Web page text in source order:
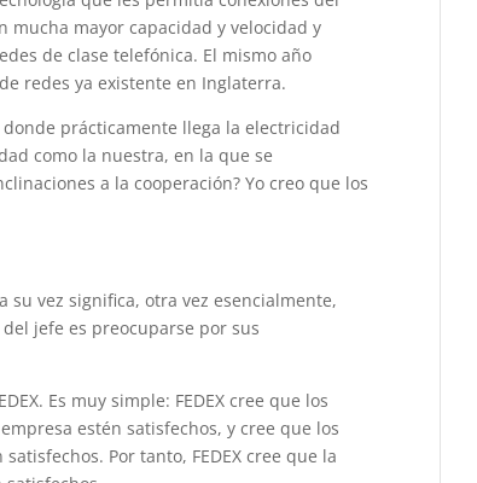
mucha mayor capacidad y velocidad y
de clase telefónica. El mismo año
redes ya existente en Inglaterra.
prácticamente llega la electricidad
como la nuestra, en la que se
a la cooperación? Yo creo que los
su vez significa, otra vez esencialmente,
jefe es preocuparse por sus
Es muy simple: FEDEX cree que los
estén satisfechos, y cree que los
Por tanto, FEDEX cree que la